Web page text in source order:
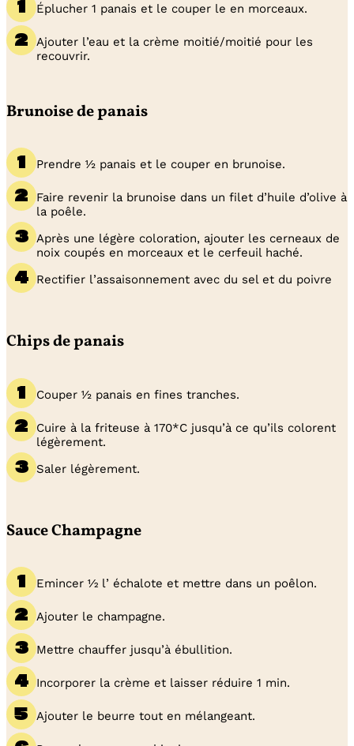
Éplucher 1 panais et le couper le en morceaux.
Ajouter l’eau et la crème moitié/moitié pour les
recouvrir.
Brunoise de panais
Prendre ½ panais et le couper en brunoise.
Faire revenir la brunoise dans un filet d’huile d’olive à
la poêle.
Après une légère coloration, ajouter les cerneaux de
noix coupés en morceaux et le cerfeuil haché.
Rectifier l’assaisonnement avec du sel et du poivre
Chips de panais
Couper ½ panais en fines tranches.
Cuire à la friteuse à 170*C jusqu’à ce qu’ils colorent
légèrement.
Saler légèrement.
Sauce Champagne
Emincer 1⁄2 l’ échalote et mettre dans un poêlon.
Ajouter le champagne.
Mettre chauffer jusqu’à ébullition.
Incorporer la crème et laisser réduire 1 min.
Ajouter le beurre tout en mélangeant.